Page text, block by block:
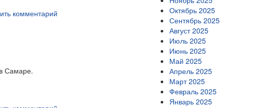
комментарий
Самаре.
Октябрь 2025
Сентябрь 2025
Август 2025
Июль 2025
Июнь 2025
Май 2025
Апрель 2025
Март 2025
Февраль 2025
Январь 2025